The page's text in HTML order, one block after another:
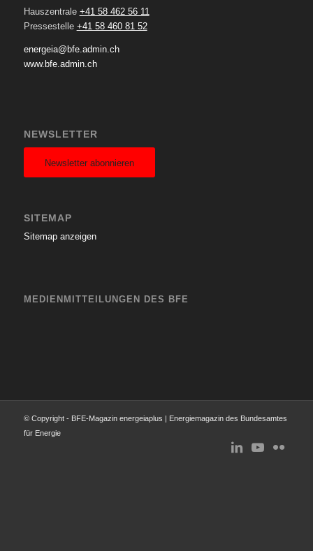
Hauszentrale +41 58 462 56 11
Pressestelle +41 58 460 81 52
energeia@bfe.admin.ch
www.bfe.admin.ch
NEWSLETTER
Newsletter abonnieren
SITEMAP
Sitemap anzeigen
MEDIENMITTEILUNGEN DES BFE
© Copyright - BFE-Magazin energeiaplus | Energiemagazin des Bundesamtes
für Energie